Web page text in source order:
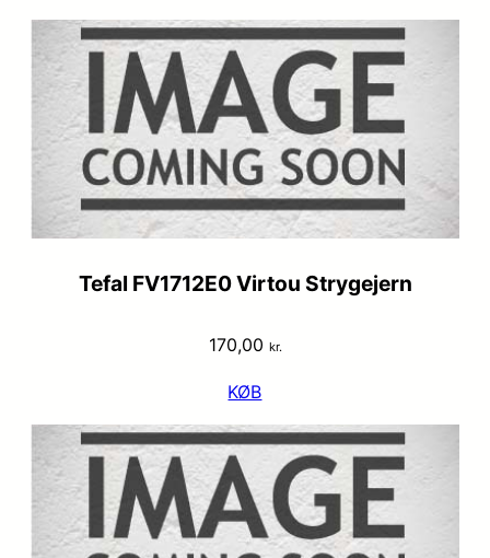
Tefal FV1712E0 Virtou Strygejern
170,00 kr.
KØB